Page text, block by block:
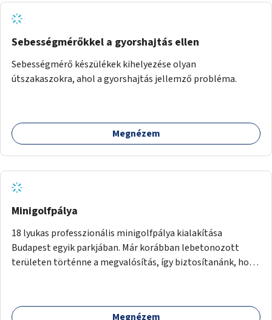
Sebességmérőkkel a gyorshajtás ellen
Sebességmérő készülékek kihelyezése olyan
útszakaszokra, ahol a gyorshajtás jellemző probléma.
Megnézem
Minigolfpálya
18 lyukas professzionális minigolfpálya kialakítása
Budapest egyik parkjában. Már korábban lebetonozott
területen történne a megvalósítás, így biztosítanánk, hogy
Megnézem